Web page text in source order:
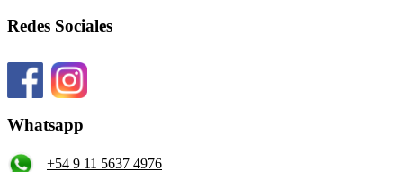
Redes Sociales
Whatsapp
+54 9 11 5637 4976